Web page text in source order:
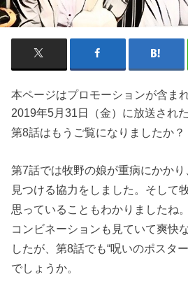
本ページはプロモーションが含ま
2019年5月31日（金）に放送され
第8話はもうご覧になりましたか？
第7話では牧野の娘が重病にかか
見つける協力をしました。そして
思っていることもわかりましたね
コンビネーションも見ていて爽快
したが、第8話でも“呪いのポスタ
でしょうか。